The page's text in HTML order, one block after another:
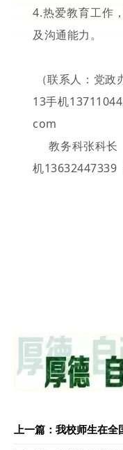
4.热爱教育工作
及沟通能力。
（联系人：党
13手机
com
教务科张科
机13632447339